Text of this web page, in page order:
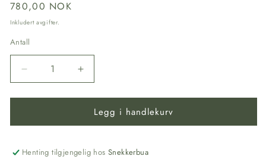
Vanlig
pris
780,00 NOK
Inkludert avgifter.
Antall
antallet
for
Skrin
Bunadsølv
Øk
antallet
for
Rosemalt
Skrin
Bunadsølv
Legg i handlekurv
Henting tilgjengelig hos Snekkerbua